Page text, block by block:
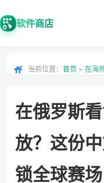
软件商店
当前位置： 首页 > 在海
在俄罗斯
放？这份
锁全球赛场